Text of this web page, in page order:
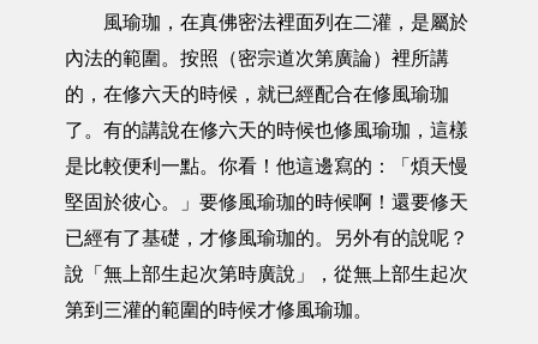
風瑜珈，在真佛密法裡面列在二灌，是屬於
內法的範圍。按照（密宗道次第廣論）裡所講
的，在修六天的時候，就已經配合在修風瑜珈
了。有的講說在修六天的時候也修風瑜珈，這樣
是比較便利一點。你看！他這邊寫的：「煩天慢
堅固於彼心。」要修風瑜珈的時候啊！還要修天
已經有了基礎，才修風瑜珈的。另外有的說呢？
說「無上部生起次第時廣說」，從無上部生起次
第到三灌的範圍的時候才修風瑜珈。